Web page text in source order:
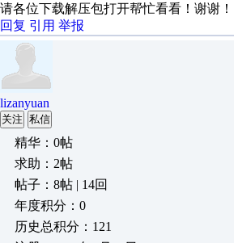
请各位下载解压包打开帮忙看看！谢谢！
回复 引用 举报
lizanyuan
关注 私信
精华：0帖
求助：2帖
帖子：8帖 | 14回
年度积分：0
历史总积分：121